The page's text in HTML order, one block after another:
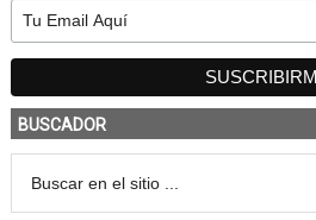
BUSCADOR